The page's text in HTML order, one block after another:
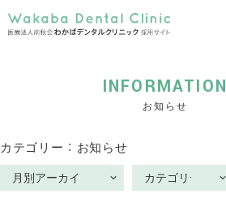
INFORMATION
お知らせ
カテゴリー ： お知らせ